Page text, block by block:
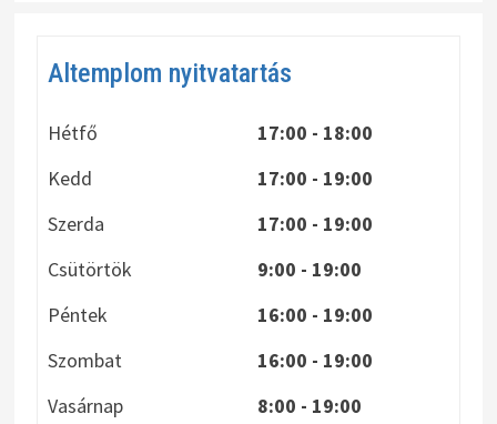
Altemplom nyitvatartás
Hétfő
17:00 - 18:00
Kedd
17:00 - 19:00
Szerda
17:00 - 19:00
Csütörtök
9:00 - 19:00
Péntek
16:00 - 19:00
Szombat
16:00 - 19:00
Vasárnap
8:00 - 19:00